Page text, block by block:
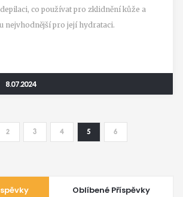
co používat pro zklidnění kůže a
nejvhodnější pro její hydrataci.
8.07.2024
2 3 4 5 6
Oblíbené Příspěvky